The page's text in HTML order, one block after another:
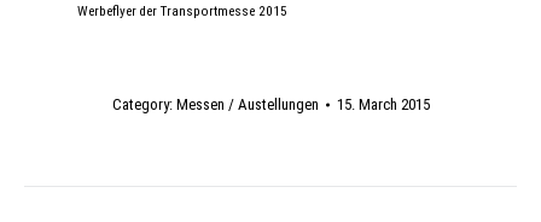
Werbeflyer der Transportmesse 2015
Category: Messen / Austellungen 15. March 2015